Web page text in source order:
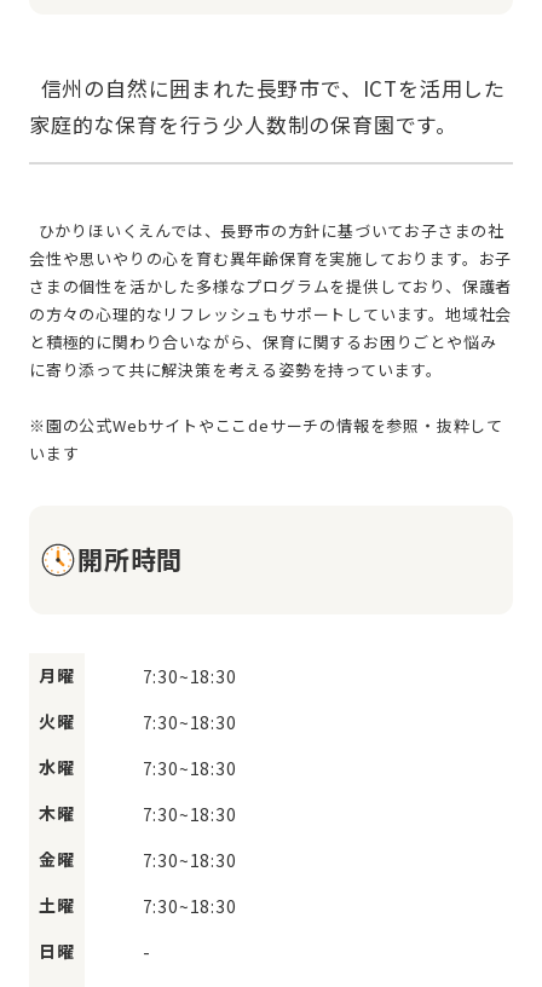
会性や思いやりの心を育む異年齢保育を実施しております。お子
さまの個性を活かした多様なプログラムを提供しており、保護者
の方々の心理的なリフレッシュもサポートしています。地域社会
と積極的に関わり合いながら、保育に関するお困りごとや悩み
に寄り添って共に解決策を考える姿勢を持っています。
※園の公式Webサイトやここdeサーチの情報を参照・抜粋して
開所時間
月曜 7:30~18:30
火曜
7:30~18:30
水曜
7:30~18:30
木曜
7:30~18:30
金曜
7:30~18:30
土曜
7:30~18:30
日曜
-